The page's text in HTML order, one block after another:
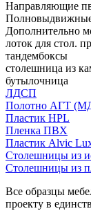
Направляющие
Дополнительно
лоток для стол.
тандембоксы
столешница из
бутылочница
ЛДСП
Полотно АГТ
Пластик HPL
Пленка ПВХ
Пластик Alvic
Столешницы из
Столешницы из
Все образцы
проекту в